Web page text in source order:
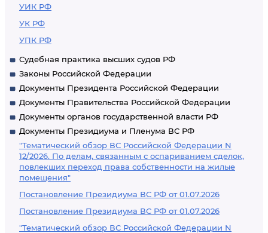
УИК РФ
УК РФ
УПК РФ
Судебная практика высших судов РФ
Законы Российской Федерации
Документы Президента Российской Федерации
Документы Правительства Российской Федерации
Документы органов государственной власти РФ
Документы Президиума и Пленума ВС РФ
"Тематический обзор ВС Российской Федерации N
12/2026. По делам, связанным с оспариванием сделок,
повлекших переход права собственности на жилые
помещения"
Постановление Президиума ВС РФ от 01.07.2026
Постановление Президиума ВС РФ от 01.07.2026
"Тематический обзор ВС Российской Федерации N